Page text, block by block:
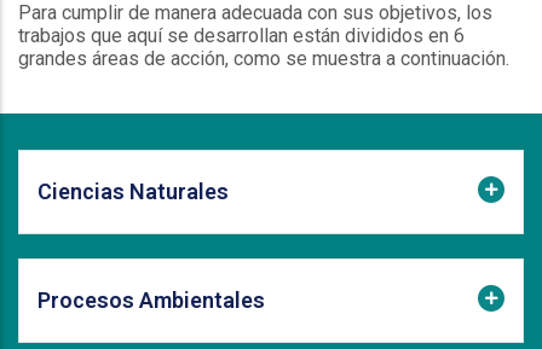
Para cumplir de manera adecuada con sus objetivos, los
trabajos que aquí se desarrollan están divididos en 6
grandes áreas de acción, como se muestra a continuación.
Ciencias Naturales
Procesos Ambientales